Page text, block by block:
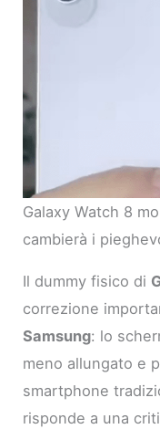
Galaxy Watch 8
cambierà i
Il dummy fisico di
correzione
Samsung: lo
meno allungato e
smartphone
risponde a una